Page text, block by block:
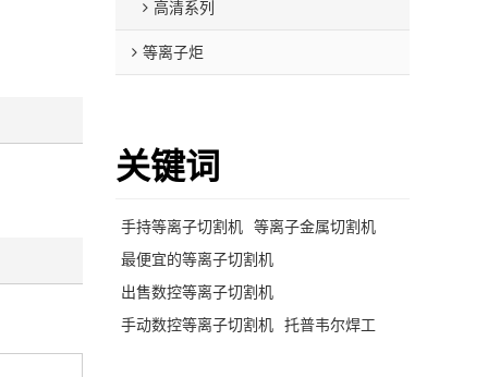
高清系列
等离子炬
关键词
手持等离子切割机 等离子金属切割机
最便宜的等离子切割机
出售数控等离子切割机
手动数控等离子切割机 托普韦尔焊工